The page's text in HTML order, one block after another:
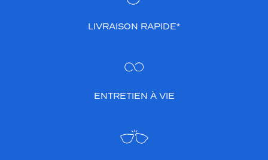
LIVRAISON RAPIDE*
ENTRETIEN À VIE